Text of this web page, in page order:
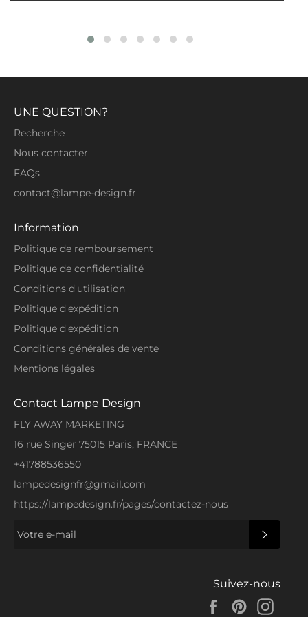
Type: Lampe murale
ou de prise sur le luminaire lui-même.
Recommandations importantes :
1. Coupez toujours le courant avant
d'installer, d'entretenir, de réparer ou de
nettoyer.
2. Veillez à bien serrer les plots de câblage
pour éviter qu'ils ne se desserrent ou ne
fuient.
un électricien professionnel pour guider
l'installation de cette applique murale.
Lampe Murale Applique Humanoïdes
Échelle au design humanoïde de style
moderne, délicat et mignon est le meilleur
choix pour d'éclairage pour une chambre
d'enfants.
UNE QUESTION?
Recherche
Nous contacter
FAQs
contact@lampe-design.fr
Information
Politique de remboursement
Politique de confidentialité
Conditions d'utilisation
Politique d'expédition
Politique d'expédition
Conditions générales de vente
Mentions légales
Contact Lampe Design
FLY AWAY MARKETING
16 rue Singer 75015 Paris, FRANCE
+41788536550
lampedesignfr@gmail.com
https://lampedesign.fr/pages/contactez-nous
Suivez-nous
FacebookPinterest